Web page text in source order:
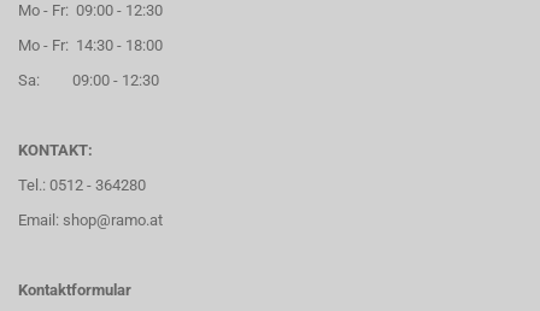
Mo - Fr: 09:00 - 12:30
Mo - Fr: 14:30 - 18:00
Sa: 09:00 - 12:30
KONTAKT:
Tel.: 0512 - 364280
Email: shop@ramo.at
Kontaktformular